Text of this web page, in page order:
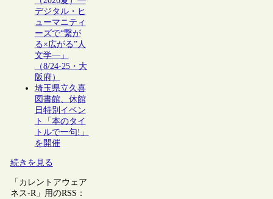
デジタル・ヒ
ューマニティ
ーズで“繋が
る×広がる”人
文学―」
（8/24-25・大
阪府）
埼玉県立久喜
図書館、休館
日特別イベン
ト「本のタイ
トルで一句!」
を開催
続きを見る
「カレントアウェア
ネス-R」用のRSS：